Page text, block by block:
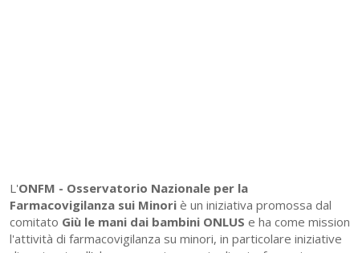
L'ONFM - Osservatorio Nazionale per la
Farmacovigilanza sui Minori è un iniziativa promossa dal
comitato Giù le mani dai bambini ONLUS e ha come mission
l'attività di farmacovigilanza su minori, in particolare iniziative